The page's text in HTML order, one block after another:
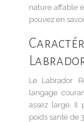
nature affable
pouvez en
Le Labrador
langage
assez large. Il
poids santé de